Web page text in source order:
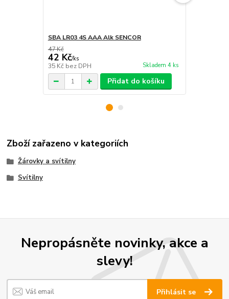
SBA LR03 4S AAA Alk SENCOR
47 Kč
42 Kč/ks
35 Kč bez DPH Skladem 4 ks
Přidat do košíku
Zboží zařazeno v kategoriích
Žárovky a svítilny
Svítilny
Nepropásněte novinky, akce a
slevy!
Přihlásit se